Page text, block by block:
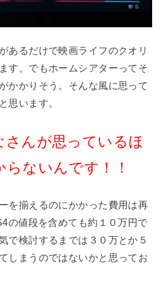
あるだけで映画ライフのクオリ
す。でもホームシアターってそ
かかりそう。そんな風に思って
思います。
さんが思っているほ
ないんです！！
を揃えるのにかかった費用は再
の値段を含めても約１０万円で
で検討するまでは３０万とか５
しまうのではないかと思ってお